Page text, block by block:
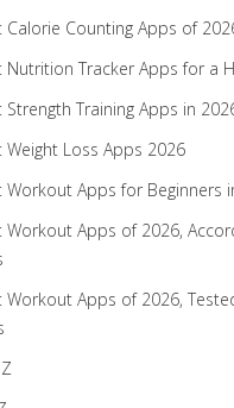
Calorie Counting Apps of
Nutrition Tracker Apps for a
Strength Training Apps in
Weight Loss Apps 2026
Workout Apps for Beginners
Workout Apps of 2026,
Workout Apps of 2026,